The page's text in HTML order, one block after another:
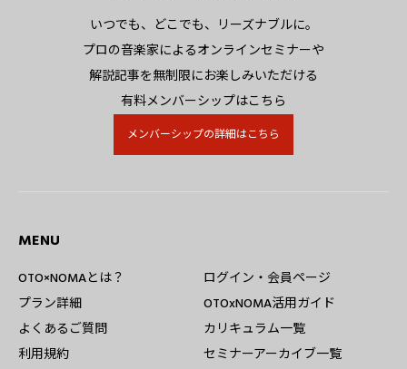
いつでも、どこでも、リーズナブルに。
プロの音楽家によるオンラインセミナーや
解説記事を無制限にお楽しみいただける
有料メンバーシップはこちら
メンバーシップの詳細はこちら
MENU
OTO×NOMAとは？
プラン詳細
よくあるご質問
利用規約
ログイン・会員ページ
OTOxNOMA活用ガイド
カリキュラム一覧
セミナーアーカイブ一覧